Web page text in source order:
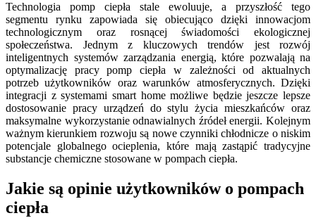
Technologia pomp ciepła stale ewoluuje, a przyszłość tego
segmentu rynku zapowiada się obiecująco dzięki innowacjom
technologicznym oraz rosnącej świadomości ekologicznej
społeczeństwa. Jednym z kluczowych trendów jest rozwój
inteligentnych systemów zarządzania energią, które pozwalają na
optymalizację pracy pomp ciepła w zależności od aktualnych
potrzeb użytkowników oraz warunków atmosferycznych. Dzięki
integracji z systemami smart home możliwe będzie jeszcze lepsze
dostosowanie pracy urządzeń do stylu życia mieszkańców oraz
maksymalne wykorzystanie odnawialnych źródeł energii. Kolejnym
ważnym kierunkiem rozwoju są nowe czynniki chłodnicze o niskim
potencjale globalnego ocieplenia, które mają zastąpić tradycyjne
substancje chemiczne stosowane w pompach ciepła.
Jakie są opinie użytkowników o pompach
ciepła